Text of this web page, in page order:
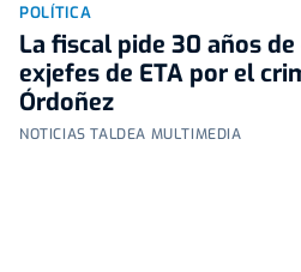
POLÍTICA
La fiscal pide 30 años
exjefes de ETA por el
Órdoñez
NOTICIAS TALDEA MULTIMEDIA